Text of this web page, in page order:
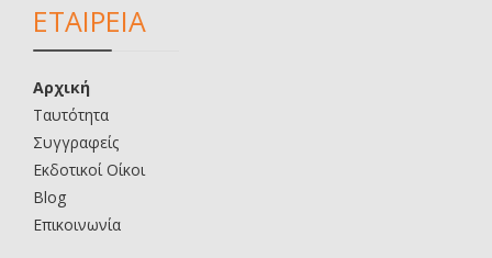
ΕΤΑΙΡΕΙΑ
Αρχική
Ταυτότητα
Συγγραφείς
Εκδοτικοί Οίκοι
Blog
Επικοινωνία